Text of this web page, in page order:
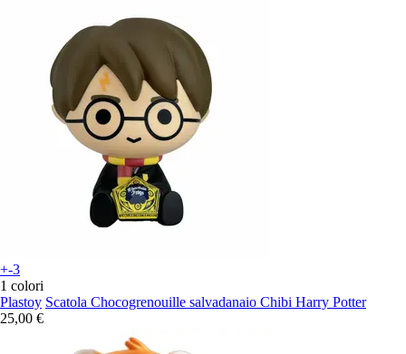
+-3
1 colori
Plastoy Scatola Chocogrenouille salvadanaio Chibi Harry Potter
25,00 €